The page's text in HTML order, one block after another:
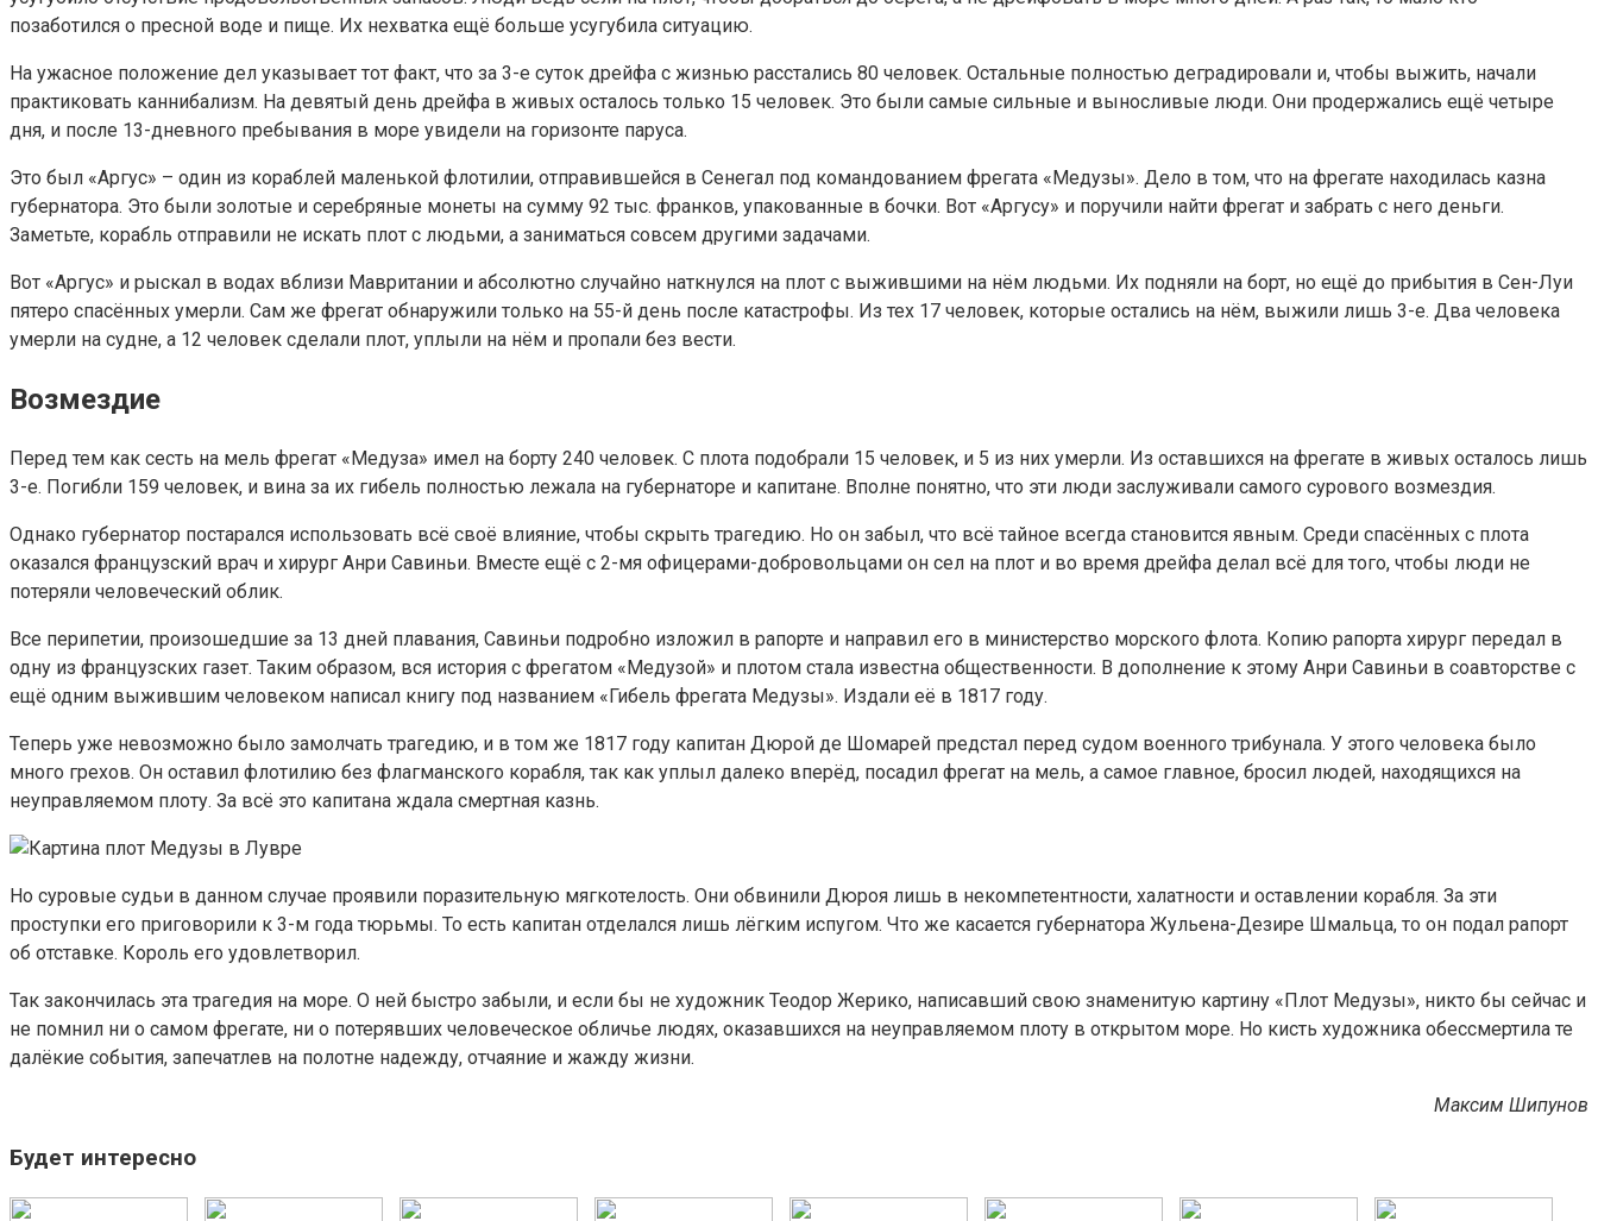
позаботился о пресной воде и пище. Их нехватка ещё больше усугубила ситуацию.
На ужасное положение дел указывает тот факт, что за 3-е суток дрейфа с жизнью расстались 80 человек. Остальные полностью деградировали и, чтобы выжить, начали
практиковать каннибализм. На девятый день дрейфа в живых осталось только 15 человек. Это были самые сильные и выносливые люди. Они продержались ещё четыре
дня, и после 13-дневного пребывания в море увидели на горизонте паруса.
Это был «Аргус» – один из кораблей маленькой флотилии, отправившейся в Сенегал под командованием фрегата «Медузы». Дело в том, что на фрегате находилась казна
губернатора. Это были золотые и серебряные монеты на сумму 92 тыс. франков, упакованные в бочки. Вот «Аргусу» и поручили найти фрегат и забрать с него деньги.
Заметьте, корабль отправили не искать плот с людьми, а заниматься совсем другими задачами.
Вот «Аргус» и рыскал в водах вблизи Мавритании и абсолютно случайно наткнулся на плот с выжившими на нём людьми. Их подняли на борт, но ещё до прибытия в Сен-Луи
пятеро спасённых умерли. Сам же фрегат обнаружили только на 55-й день после катастрофы. Из тех 17 человек, которые остались на нём, выжили лишь 3-е. Два человека
умерли на судне, а 12 человек сделали плот, уплыли на нём и пропали без вести.
Возмездие
Перед тем как сесть на мель фрегат «Медуза» имел на борту 240 человек. С плота подобрали 15 человек, и 5 из них умерли. Из оставшихся на фрегате в живых осталось лишь
3-е. Погибли 159 человек, и вина за их гибель полностью лежала на губернаторе и капитане. Вполне понятно, что эти люди заслуживали самого сурового возмездия.
Однако губернатор постарался использовать всё своё влияние, чтобы скрыть трагедию. Но он забыл, что всё тайное всегда становится явным. Среди спасённых с плота
оказался французский врач и хирург Анри Савиньи. Вместе ещё с 2-мя офицерами-добровольцами он сел на плот и во время дрейфа делал всё для того, чтобы люди не
потеряли человеческий облик.
Все перипетии, произошедшие за 13 дней плавания, Савиньи подробно изложил в рапорте и направил его в министерство морского флота. Копию рапорта хирург передал в
одну из французских газет. Таким образом, вся история с фрегатом «Медузой» и плотом стала известна общественности. В дополнение к этому Анри Савиньи в соавторстве с
ещё одним выжившим человеком написал книгу под названием «Гибель фрегата Медузы». Издали её в 1817 году.
Теперь уже невозможно было замолчать трагедию, и в том же 1817 году капитан Дюрой де Шомарей предстал перед судом военного трибунала. У этого человека было
много грехов. Он оставил флотилию без флагманского корабля, так как уплыл далеко вперёд, посадил фрегат на мель, а самое главное, бросил людей, находящихся на
неуправляемом плоту. За всё это капитана ждала смертная казнь.
Но суровые судьи в данном случае проявили поразительную мягкотелость. Они обвинили Дюроя лишь в некомпетентности, халатности и оставлении корабля. За эти
проступки его приговорили к 3-м года тюрьмы. То есть капитан отделался лишь лёгким испугом. Что же касается губернатора Жульена-Дезире Шмальца, то он подал рапорт
об отставке. Король его удовлетворил.
Так закончилась эта трагедия на море. О ней быстро забыли, и если бы не художник Теодор Жерико, написавший свою знаменитую картину «Плот Медузы», никто бы сейчас и
не помнил ни о самом фрегате, ни о потерявших человеческое обличье людях, оказавшихся на неуправляемом плоту в открытом море. Но кисть художника обессмертила те
далёкие события, запечатлев на полотне надежду, отчаяние и жажду жизни.
Максим Шипунов
Будет интересно